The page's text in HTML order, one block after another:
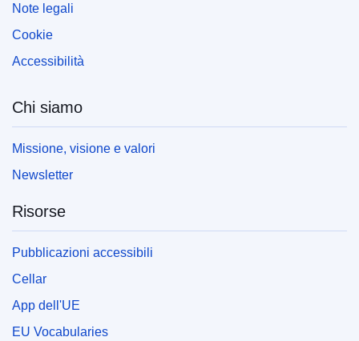
Note legali
Cookie
Accessibilità
Chi siamo
Missione, visione e valori
Newsletter
Risorse
Pubblicazioni accessibili
Cellar
App dell'UE
EU Vocabularies